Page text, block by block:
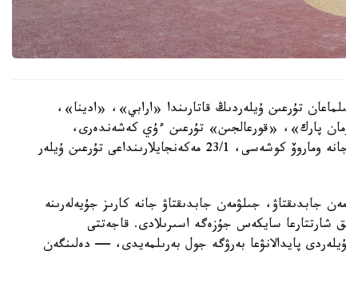
تۇرعىن ۇيلەردىڭ قاتارىندا «ارابي»، «ادينا»،
پارك»، «قورعالجىن» تۇرعىن ءۇي كەشەندەرى،
سونداي-اق ە-496 كوشەسىندەگى 10, 10/1, 10/3 جانە وماروۆ كوشەسى، 23/1 مەكەنجايلارىنداعى تۇرعىن ۇيلەر
جابدىقتاۋ، جىلۋمەن جابدىقتاۋ جانە كارىز جۇيەلەرىنە
شارتتارعا سايكەس جۇزەگە اسىرىلادى. قاجەتتى
پايدالانۋعا بەرۋگە جول بەرىلمەيدى، — دەلىنگەن